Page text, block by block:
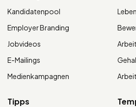
Kandidatenpool
Employer Branding
Jobvideos
E-Mailings
Medienkampagnen
Tipps